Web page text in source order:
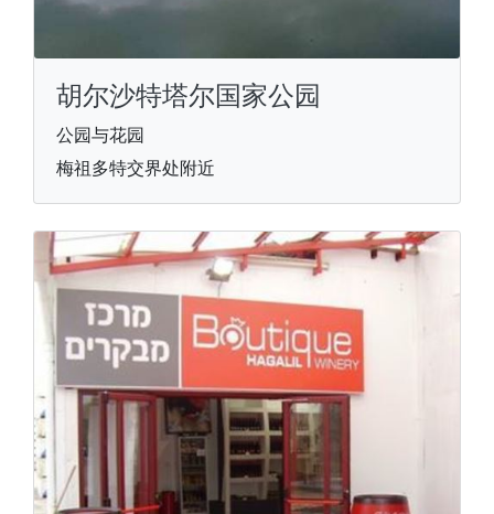
胡尔沙特塔尔国家公园
公园与花园
梅祖多特交界处附近